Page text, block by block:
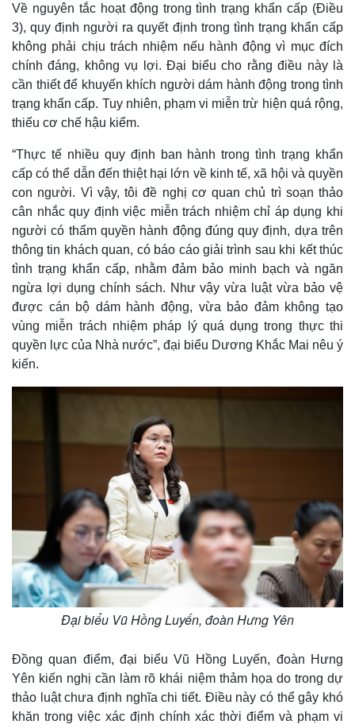
Thế giới
Quan sát
Cuộc sống đó đây
Hồ sơ
Multimedia
Video
Ảnh
E-Magazine
Infographic
Về nguyên tắc hoạt động trong tình trạng khẩn cấp (Điều
3), quy định người ra quyết định trong tình trạng khẩn cấp
không phải chịu trách nhiệm nếu hành động vì mục đích
chính đáng, không vụ lợi. Đại biểu cho rằng điều này là
cần thiết để khuyến khích người dám hành động trong tình
trạng khẩn cấp. Tuy nhiên, phạm vi miễn trừ hiện quá rộng,
thiếu cơ chế hậu kiểm.
“Thực tế nhiều quy định ban hành trong tình trạng khẩn
cấp có thể dẫn đến thiệt hại lớn về kinh tế, xã hội và quyền
con người. Vì vậy, tôi đề nghị cơ quan chủ trì soạn thảo
cân nhắc quy định việc miễn trách nhiệm chỉ áp dụng khi
người có thẩm quyền hành động đúng quy định, dựa trên
thông tin khách quan, có báo cáo giải trình sau khi kết thúc
tình trạng khẩn cấp, nhằm đảm bảo minh bạch và ngăn
ngừa lợi dụng chính sách. Như vậy vừa luật vừa bảo vệ
được cán bộ dám hành động, vừa bảo đảm không tạo
vùng miễn trách nhiệm pháp lý quá dụng trong thực thi
quyền lực của Nhà nước”, đại biểu Dương Khắc Mai nêu ý
kiến.
Đại biểu Vũ Hồng Luyến, đoàn Hưng Yên
Đồng quan điểm, đại biểu Vũ Hồng Luyến, đoàn Hưng
Yên kiến nghị cần làm rõ khái niệm thảm họa do trong dự
thảo luật chưa định nghĩa chi tiết. Điều này có thể gây khó
khăn trong việc xác định chính xác thời điểm và phạm vi